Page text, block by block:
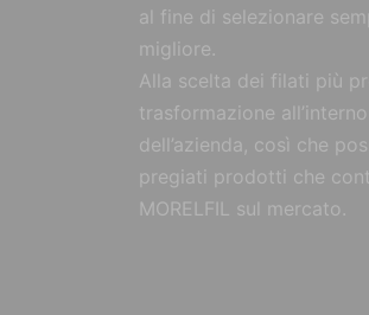
al fine di selezionare
migliore.
Alla scelta dei filati più
trasformazione
dell’azienda, così che
pregiati prodotti che
MORELFIL sul mercato.